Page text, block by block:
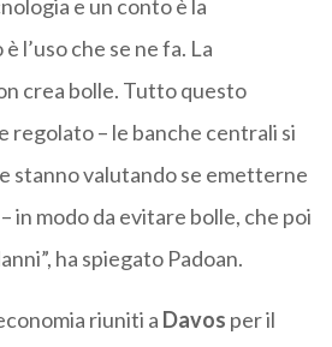
e un conto è la
l’uso che se ne fa. La
crea bolle. Tutto questo
regolato – le banche centrali si
stanno valutando se emetterne
in modo da evitare bolle, che poi
ha spiegato Padoan.
riuniti a Davos per il